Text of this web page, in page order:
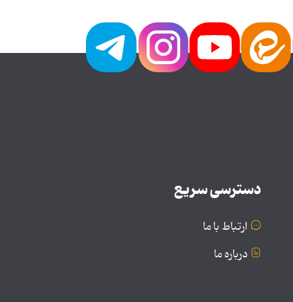
دسترسی سریع
ارتباط با ما
درباره ما